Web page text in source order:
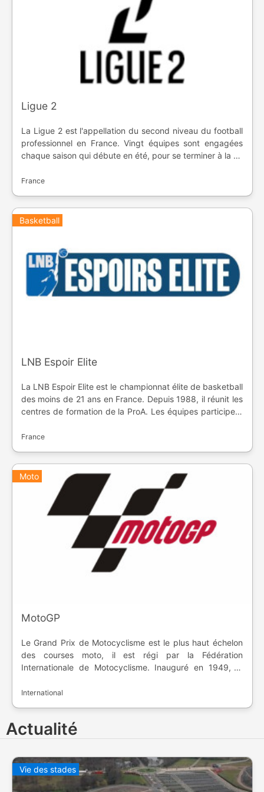
Ligue 2
La Ligue 2 est l'appellation du second niveau du football
professionnel en France. Vingt équipes sont engagées
chaque saison qui débute en été, pour se terminer à la fin
équipes descendent en National, et les trois premières
France
Basketball
LNB Espoir Elite
La LNB Espoir Elite est le championnat élite de basketball
des moins de 21 ans en France. Depuis 1988, il réunit les
centres de formation de la ProA. Les équipes participent
France
Moto
MotoGP
Le Grand Prix de Motocyclisme est le plus haut échelon
des courses moto, il est régi par la Fédération
Internationale de Motocyclisme. Inauguré en 1949, le
A chaque week-end, sauf exception, les deux catégories
International
Actualité
Vie des stades